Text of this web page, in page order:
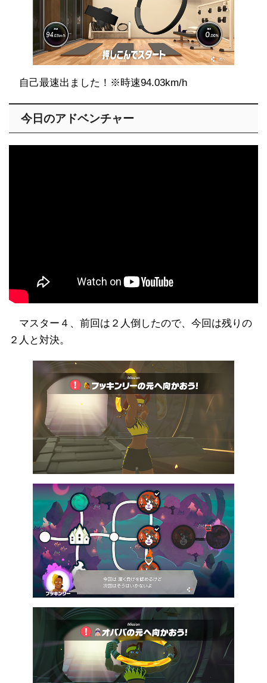
自己最速出ました！※時速94.03km/h
今日のアドベンチャー
マスター４、前回は２人倒したので、今回は残りの
２人と対決。